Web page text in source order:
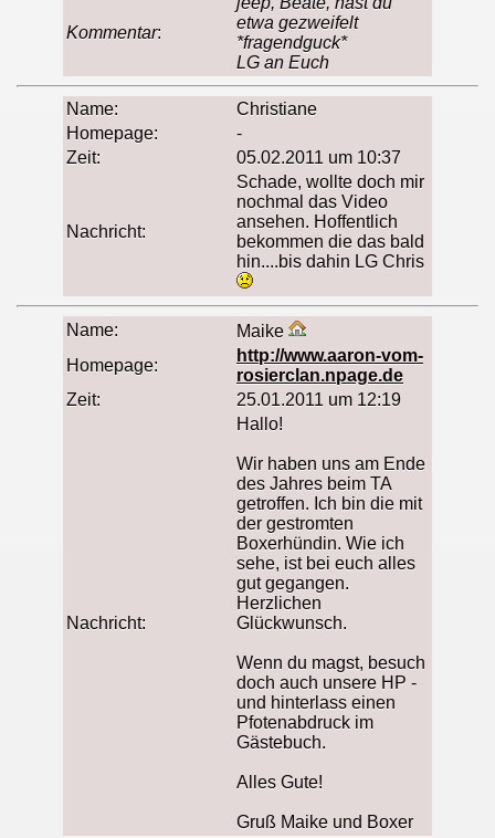
Kommentar:
etwa gezweifelt
*fragendguck*
LG an Euch
Name:
Christiane
Homepage:
-
Zeit:
05.02.2011 um 10:37
Nachricht:
Schade, wollte doch mir
nochmal das Video
ansehen. Hoffentlich
bekommen die das bald
hin....bis dahin LG Chris
Name:
Maike
Homepage:
http://www.aaron-vom-
rosierclan.npage.de
Zeit:
25.01.2011 um 12:19
Nachricht:
Hallo!
Wir haben uns am Ende
des Jahres beim TA
getroffen. Ich bin die mit
der gestromten
Boxerhündin. Wie ich
sehe, ist bei euch alles
gut gegangen.
Herzlichen
Glückwunsch.
Wenn du magst, besuch
doch auch unsere HP -
und hinterlass einen
Pfotenabdruck im
Gästebuch.
Alles Gute!
Gruß Maike und Boxer